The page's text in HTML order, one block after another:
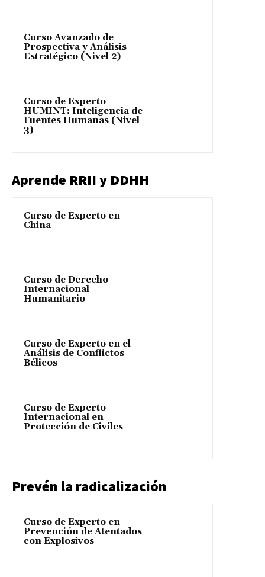
Curso Avanzado de
Prospectiva y Análisis
Estratégico (Nivel 2)
Curso de Experto
HUMINT: Inteligencia de
Fuentes Humanas (Nivel
3)
Aprende RRII y DDHH
Curso de Experto en
China
Curso de Derecho
Internacional
Humanitario
Curso de Experto en el
Análisis de Conflictos
Bélicos
Curso de Experto
Internacional en
Protección de Civiles
Prevén la radicalización
Curso de Experto en
Prevención de Atentados
con Explosivos